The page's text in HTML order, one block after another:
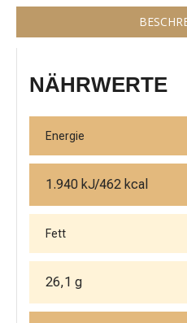
NÄHRWERTE
Energie
1.940 kJ/462 kcal
Fett
26,1 g